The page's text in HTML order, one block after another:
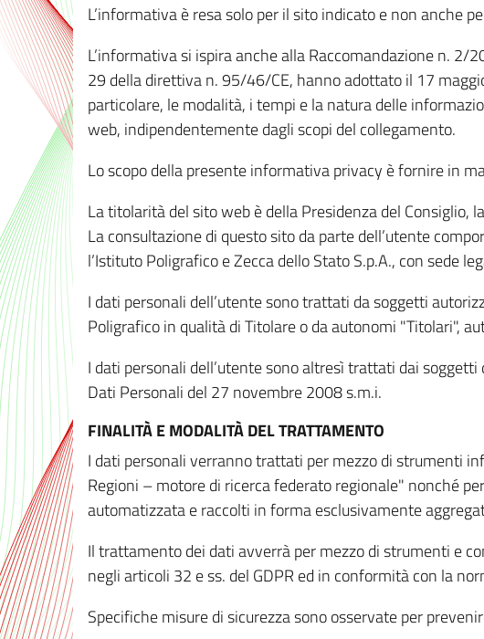
L’informativa è resa solo per il sito indicato e non anche
L’informativa si ispira anche alla Raccomandazione n.
29 della direttiva n. 95/46/CE, hanno adottato il 17
particolare, le modalità, i tempi e la natura delle
web, indipendentemente dagli scopi del collegamento.
Lo scopo della presente informativa privacy è fornire in
La titolarità del sito web è della Presidenza del Consiglio,
La consultazione di questo sito da parte dell’utente
l’Istituto Poligrafico e Zecca dello Stato S.p.A., con sede
I dati personali dell’utente sono trattati da soggetti
Poligrafico in qualità di Titolare o da autonomi "Titolari",
I dati personali dell’utente sono altresì trattati dai
Dati Personali del 27 novembre 2008 s.m.i.
FINALITÀ E MODALITÀ DEL TRATTAMENTO
I dati personali verranno trattati per mezzo di strumenti
Regioni – motore di ricerca federato regionale" nonché
automatizzata e raccolti in forma esclusivamente
Il trattamento dei dati avverrà per mezzo di strumenti e
negli articoli 32 e ss. del GDPR ed in conformità con la
Specifiche misure di sicurezza sono osservate per